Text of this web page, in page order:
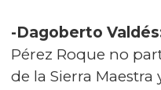
-Dagoberto
Pérez Roque no
de la Sierra